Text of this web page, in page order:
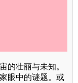
的壮丽与未知。
眼中的谜题。或